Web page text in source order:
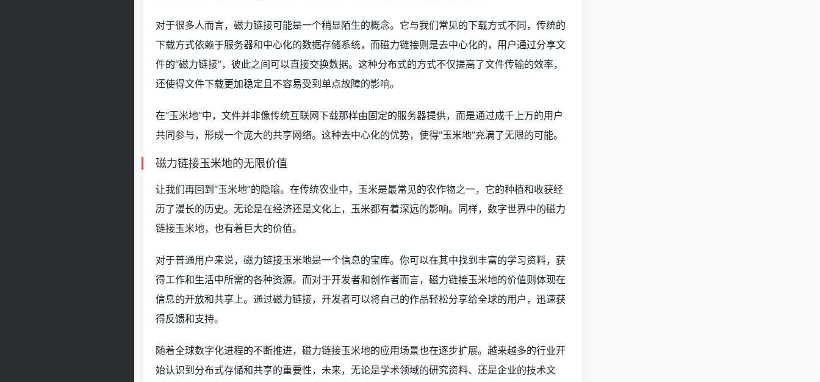
对于很多人而言，磁力链接可能是一个稍显陌生的概念。它与我们常见的下载方式不同，传统的
下载方式依赖于服务器和中心化的数据存储系统，而磁力链接则是去中心化的，用户通过分享文
件的“磁力链接”，彼此之间可以直接交换数据。这种分布式的方式不仅提高了文件传输的效率，
还使得文件下载更加稳定且不容易受到单点故障的影响。
在“玉米地”中，文件并非像传统互联网下载那样由固定的服务器提供，而是通过成千上万的用户
共同参与，形成一个庞大的共享网络。这种去中心化的优势，使得“玉米地”充满了无限的可能。
磁力链接玉米地的无限价值
让我们再回到“玉米地”的隐喻。在传统农业中，玉米是最常见的农作物之一，它的种植和收获经
历了漫长的历史。无论是在经济还是文化上，玉米都有着深远的影响。同样，数字世界中的磁力
链接玉米地，也有着巨大的价值。
对于普通用户来说，磁力链接玉米地是一个信息的宝库。你可以在其中找到丰富的学习资料，获
得工作和生活中所需的各种资源。而对于开发者和创作者而言，磁力链接玉米地的价值则体现在
信息的开放和共享上。通过磁力链接，开发者可以将自己的作品轻松分享给全球的用户，迅速获
得反馈和支持。
随着全球数字化进程的不断推进，磁力链接玉米地的应用场景也在逐步扩展。越来越多的行业开
始认识到分布式存储和共享的重要性，未来，无论是学术领域的研究资料、还是企业的技术文